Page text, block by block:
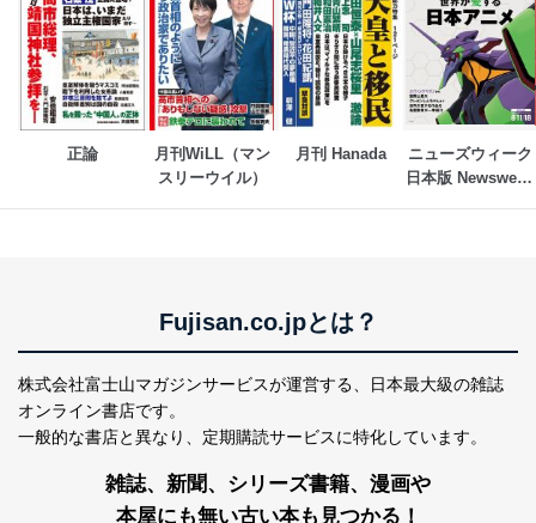
応じた新商品・サービスに関する
広告のため
2
当社にお問合わせ
いただいた方の個
人情報
お問い合わせ対応、トラブル対
処、オペレーター教育など応対品
質向上のため
3
カスタマーQ＆Aサイトの投稿内容
の確認のため
ｅメール等によるカスタマーQ＆A
採用応募者の方の
採用選考、ご連絡のため
当社の従業者の個
人情報
人事、総務などの雇用管理等のた
め
パートナー（提携
企業）からの委託
により当社の
定期購読サービス
等をご利用の方の
個人情報
提携企業及びお客様がご購入され
た商品の発売元企業からのｅメー
ル等による商品、
サービス、キャンペーン等の広告
に関するご案内のため
正論
月刊WiLL（マン
スリーウイル）
月刊 Hanada
ニューズウィーク
日本版 Newsweek
Fujisan.co.jpとは？
株式会社富士山マガジンサービスが運営する、
日本最大級の雑誌
オンライン書店です。
一般的な書店と異なり、 定期購読サービスに特化しています。
雑誌、新聞、シリーズ書籍、漫画や
本屋にも無い古い本も見つかる！